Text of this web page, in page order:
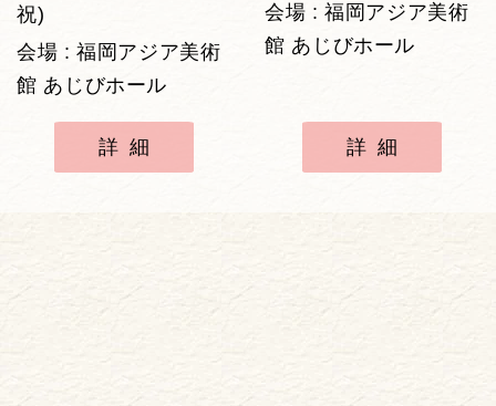
祝)
会場 : 福岡アジア美術
館 あじびホール
詳細
会場 : 福岡アジア美術
館 あじびホール
詳細